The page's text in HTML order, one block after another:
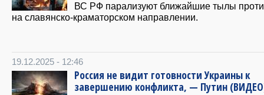
ВС РФ парализуют ближайшие тылы
на славянско-краматорском направлении.
19.12.2025 - 12:46
Россия не видит готовности Украины к
завершению конфликта, — Путин